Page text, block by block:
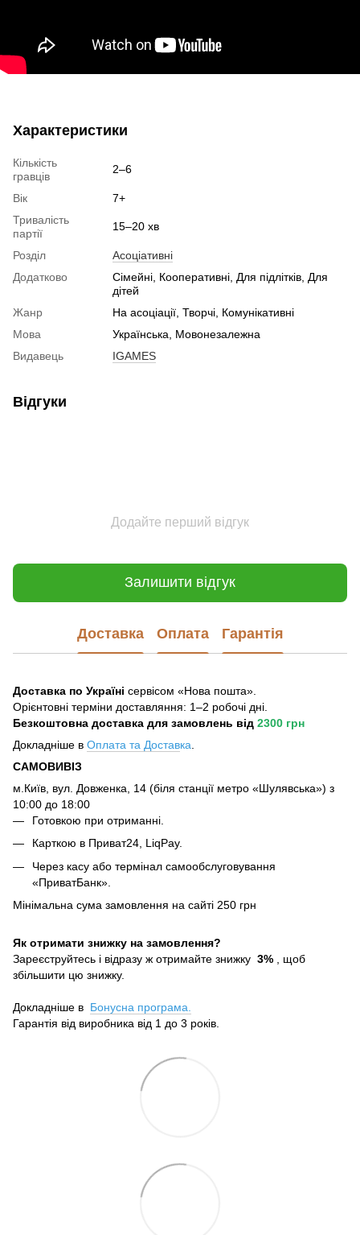
Характеристики
Кількість
гравців
2–6
Вік
7+
Тривалість
партії
15–20 хв
Розділ
Асоціативні
Додатково
Сімейні, Кооперативні, Для підлітків, Для
дітей
Жанр
На асоціації, Творчі, Комунікативні
Мова
Українська, Мовонезалежна
Видавець
IGAMES
Відгуки
Додайте перший відгук
Залишити відгук
Доставка Оплата Гарантія
Доставка по Україні сервісом «Нова пошта».
Орієнтовні терміни доставляння: 1–2 робочі дні.
Безкоштовна доставка для замовлень від 2300 грн
Докладніше в Оплата та Доставка
САМОВИВІЗ
м.Київ, вул. Довженка, 14 (біля станції метро «Шулявська») з
10:00 до 18:00
Готовкою при отриманні.
Карткою в Приват24, LiqPay.
Через касу або термінал самообслуговування
«ПриватБанк».
Мінімальна сума замовлення на сайті 250 грн
Як отримати знижку на замовлення?
Зареєструйтесь і відразу ж отримайте знижку 3% , щоб
збільшити цю знижку.
Докладніше в Бонусна програма.
Гарантія від виробника від 1 до 3 років.